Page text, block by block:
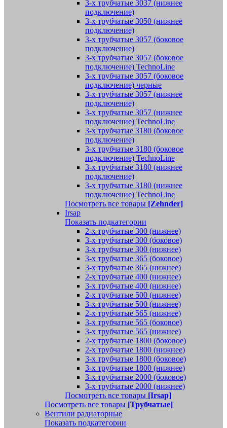
3-х трубчатые 3037 (нижнее
подключение)
3-х трубчатые 3050 (нижнее
подключение)
3-х трубчатые 3057 (боковое
подключение)
3-х трубчатые 3057 (боковое
подключение) TechnoLine
3-х трубчатые 3057 (боковое
подключение) черные
3-х трубчатые 3057 (нижнее
подключение)
3-х трубчатые 3057 (нижнее
подключение) TechnoLine
3-х трубчатые 3180 (боковое
подключение)
3-х трубчатые 3180 (боковое
подключение) TechnoLine
3-х трубчатые 3180 (нижнее
подключение)
3-х трубчатые 3180 (нижнее
подключение) TechnoLine
Посмотреть все товары [Zehnder]
Irsap
Показать подкатегории
2-х трубчатые 300 (нижнее)
3-х трубчатые 300 (боковое)
3-х трубчатые 300 (нижнее)
3-х трубчатые 365 (боковое)
3-х трубчатые 365 (нижнее)
2-х трубчатые 400 (нижнее)
3-х трубчатые 400 (нижнее)
2-х трубчатые 500 (нижнее)
3-х трубчатые 500 (нижнее)
2-х трубчатые 565 (нижнее)
3-х трубчатые 565 (боковое)
3-х трубчатые 565 (нижнее)
2-х трубчатые 1800 (боковое)
2-х трубчатые 1800 (нижнее)
3-х трубчатые 1800 (боковое)
3-х трубчатые 1800 (нижнее)
3-х трубчатые 2000 (боковое)
3-х трубчатые 2000 (нижнее)
Посмотреть все товары [Irsap]
Посмотреть все товары [Трубчатые]
Вентили радиаторные
Показать подкатегории